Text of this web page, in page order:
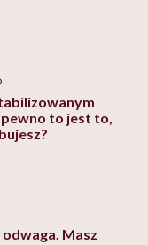
pewno to jest to,
Masz